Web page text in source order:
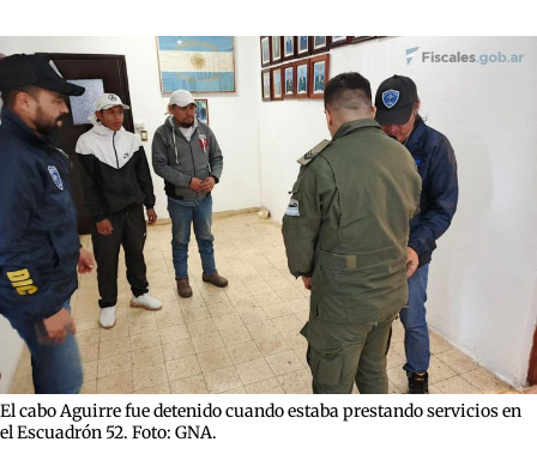
El cabo Aguirre fue detenido cuando estaba prestando servicios en
el Escuadrón 52. Foto: GNA.